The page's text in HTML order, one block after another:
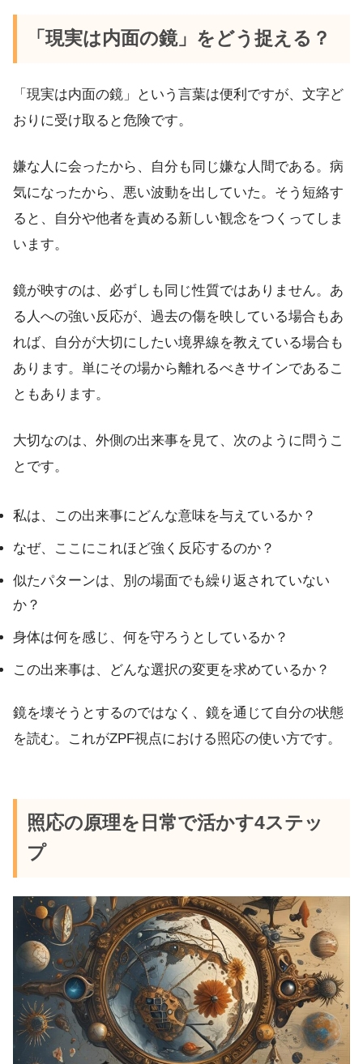
「現実は内面の鏡」をどう捉える？
「現実は内面の鏡」という言葉は便利ですが、文字ど
おりに受け取ると危険です。
嫌な人に会ったから、自分も同じ嫌な人間である。病
気になったから、悪い波動を出していた。そう短絡す
ると、自分や他者を責める新しい観念をつくってしま
います。
鏡が映すのは、必ずしも同じ性質ではありません。あ
る人への強い反応が、過去の傷を映している場合もあ
れば、自分が大切にしたい境界線を教えている場合も
あります。単にその場から離れるべきサインであるこ
ともあります。
大切なのは、外側の出来事を見て、次のように問うこ
とです。
私は、この出来事にどんな意味を与えているか？
なぜ、ここにこれほど強く反応するのか？
似たパターンは、別の場面でも繰り返されていない
か？
身体は何を感じ、何を守ろうとしているか？
この出来事は、どんな選択の変更を求めているか？
鏡を壊そうとするのではなく、鏡を通じて自分の状態
を読む。これがZPF視点における照応の使い方です。
照応の原理を日常で活かす4ステッ
プ